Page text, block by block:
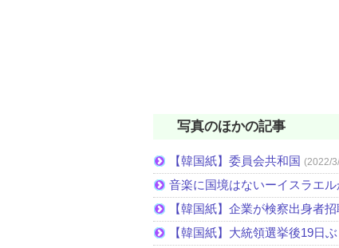
写真のほかの記事
【韓国紙】委員会共和国 (2022/
音楽に国境はないーイスラエル
【韓国紙】企業が検察出身者
【韓国紙】大統領選挙後19日